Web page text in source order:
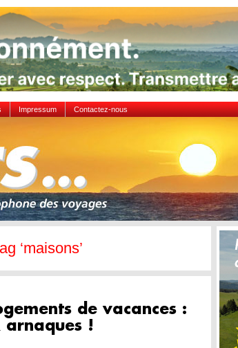
Impressum Contactez-nous
‘maisons’
de vacances :
!